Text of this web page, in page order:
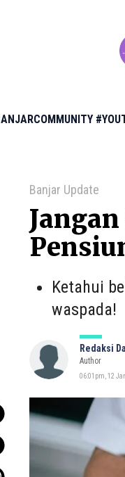
Banjar Update
Ketahui
waspada!
Redaksi
Author
06:01pm, 12